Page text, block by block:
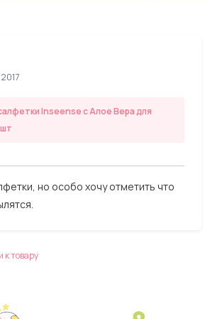
Inseense с Алое Вера для
но особо хочу отметить что
к товару